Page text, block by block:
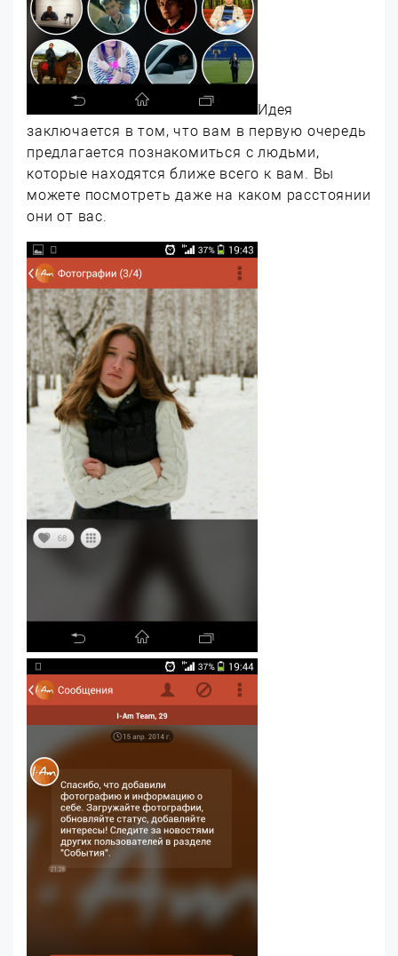
Идея
заключается в том, что вам в первую очередь
предлагается познакомиться с людьми,
которые находятся ближе всего к вам. Вы
можете посмотреть даже на каком расстоянии
они от вас.